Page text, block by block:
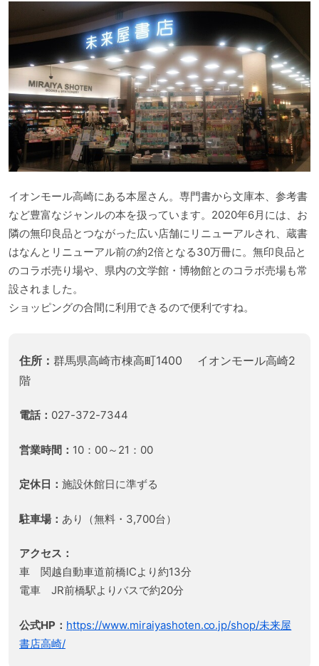
イオンモール高崎にある本屋さん。専門書から文庫本、参考書
など豊富なジャンルの本を扱っています。2020年6月には、お
隣の無印良品とつながった広い店舗にリニューアルされ、蔵書
はなんとリニューアル前の約2倍となる30万冊に。無印良品と
のコラボ売り場や、県内の文学館・博物館とのコラボ売場も常
設されました。
ショッピングの合間に利用できるので便利ですね。
住所： 群馬県高崎市棟高町1400 イオンモール高崎2
階
電話： 027-372-7344
営業時間： 10：00～21：00
定休日： 施設休館日に準ずる
駐車場： あり（無料・3,700台）
アクセス：
車 関越自動車道前橋ICより約13分
電車 JR前橋駅よりバスで約20分
公式HP： https://www.miraiyashoten.co.jp/shop/未来屋
書店高崎/